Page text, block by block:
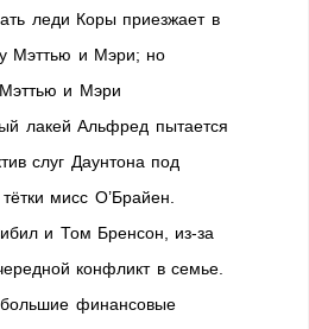
леди Коры приезжает в
Мэттью и Мэри; но
и Мэри
лакей Альфред пытается
слуг Даунтона под
мисс О’Брайен.
и Том Бренсон, из-за
конфликт в семье.
финансовые